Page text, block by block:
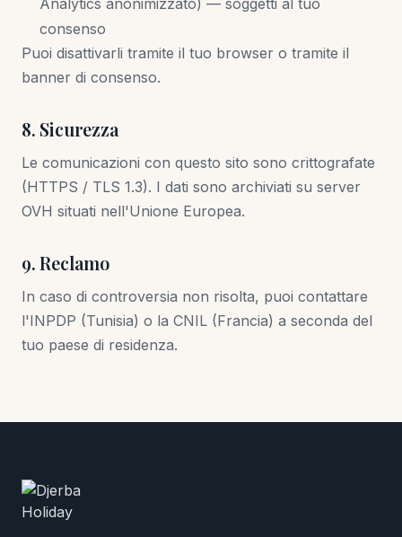
Analytics anonimizzato) — soggetti al tuo
consenso
Puoi disattivarli tramite il tuo browser o tramite il
banner di consenso.
8. Sicurezza
Le comunicazioni con questo sito sono crittografate
(HTTPS / TLS 1.3). I dati sono archiviati su server
OVH situati nell'Unione Europea.
9. Reclamo
In caso di controversia non risolta, puoi contattare
l'INPDP (Tunisia) o la CNIL (Francia) a seconda del
tuo paese di residenza.